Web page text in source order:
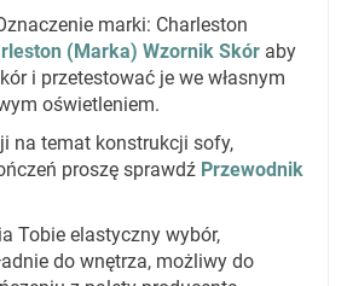
marki: Charleston
(Marka) Wzornik Skór aby
i przetestować je we własnym
oświetleniem.
na temat konstrukcji sofy,
proszę sprawdź Przewodnik
Tobie elastyczny wybór,
do wnętrza, możliwy do